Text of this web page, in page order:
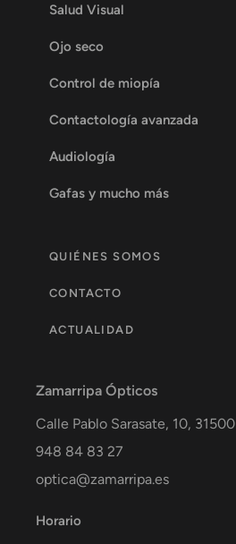
Salud Visual
Ojo seco
Control de miopía
Contactología avanzada
Audiología
Gafas y mucho más
QUIÉNES SOMOS
CONTACTO
ACTUALIDAD
Zamarripa Ópticos
Calle Pablo Sarasate, 10, 31500
948 84 83 27
optica@zamarripa.es
Horario